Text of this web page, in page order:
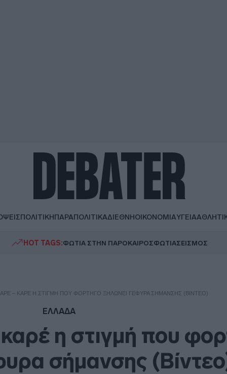
ΠΟΛΙΤΙΚΗΠΑΡΑΠΟΛΙΤΙΚΑΔΙΕΘΝΗΟΙΚΟΝΟΜΙΑΥΓΕΙΑ
HOT TAGS:ΦΩΤΙΑ ΣΤΗΝ ΠΑΡΟΚΑΙΡΟΣΦΩΤΙΑΣΕΙΣΜΟΣ
– ΚΑΡΈ Η ΣΤΙΓΜΉ ΠΟΥ ΦΟΡΤΗΓΌ ΞΗΛΏΝΕΙ ΓΈΦΥΡΑ ΣΉΜΑΝΣΗΣ (ΒΊΝΤΕΟ)
ΕΛΛΑΔΑ
η στιγμή που
σήμανσης